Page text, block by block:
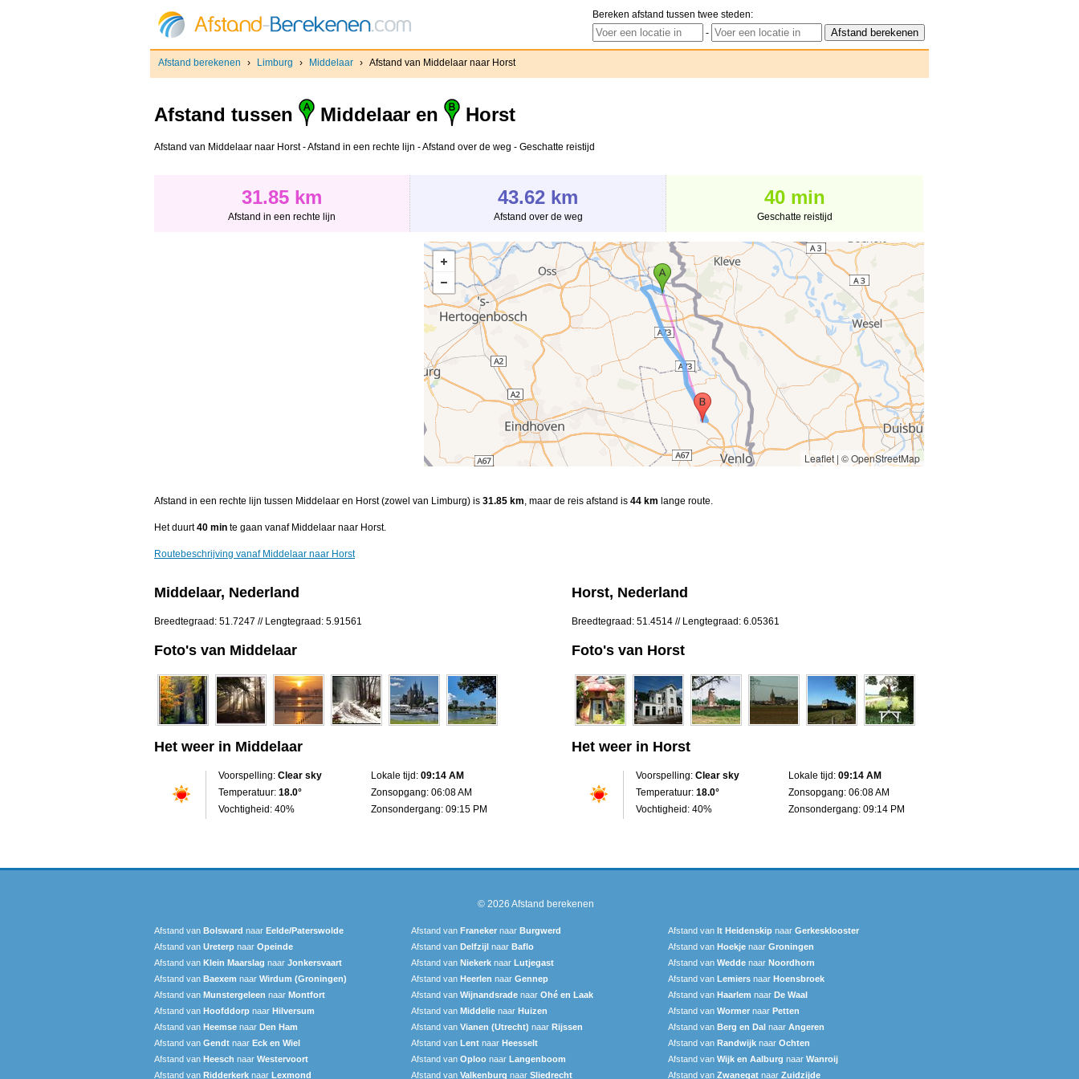
Bereken afstand tussen twee steden:
-
Afstand berekenen › Limburg › Middelaar › Afstand van Middelaar naar Horst
Afstand tussen Middelaar en Horst
Afstand van Middelaar naar Horst - Afstand in een rechte lijn - Afstand over de weg - Geschatte reistijd
31.85 km
Afstand in een rechte lijn
43.62 km
Afstand over de weg
40 min
Geschatte reistijd
Leaflet | © OpenStreetMap
Afstand in een rechte lijn tussen Middelaar en Horst (zowel van Limburg) is 31.85 km, maar de reis afstand is 44 km lange route.
Het duurt40 min te gaan vanaf Middelaar naar Horst.
Routebeschrijving vanaf Middelaar naar Horst
Middelaar, Nederland
Breedtegraad: 51.7247 // Lengtegraad: 5.91561
Foto's van Middelaar
Het weer in Middelaar
Voorspelling: Clear sky
Temperatuur: 18.0°
Vochtigheid: 40%
Lokale tijd: 09:14 AM
Zonsopgang: 06:08 AM
Zonsondergang: 09:15 PM
Horst, Nederland
Breedtegraad: 51.4514 // Lengtegraad: 6.05361
Foto's van Horst
Het weer in Horst
Voorspelling: Clear sky
Temperatuur: 18.0°
Vochtigheid: 40%
Lokale tijd: 09:14 AM
Zonsopgang: 06:08 AM
Zonsondergang: 09:14 PM
© 2026 Afstand berekenen
Afstand van Bolsward‎ naar Eelde/Paterswolde Afstand van Franeker naar Burgwerd Afstand van It Heidenskip naar Gerkesklooster
Afstand van Ureterp naar Opeinde Afstand van Delfzijl naar Baflo Afstand van Hoekje naar Groningen
Afstand van Klein Maarslag naar Jonkersvaart Afstand van Niekerk naar Lutjegast Afstand van Wedde naar Noordhorn
Afstand van Baexem naar Wirdum (Groningen) Afstand van Heerlen naar Gennep Afstand van Lemiers naar Hoensbroek
Afstand van Munstergeleen naar Montfort Afstand van Wijnandsrade naar Ohé en Laak Afstand van Haarlem naar De Waal
Afstand van Hoofddorp naar Hilversum Afstand van Middelie naar Huizen Afstand van Wormer naar Petten
Afstand van Heemse naar Den Ham Afstand van Vianen (Utrecht) naar Rijssen Afstand van Berg en Dal naar Angeren
Afstand van Gendt naar Eck en Wiel Afstand van Lent naar Heesselt Afstand van Randwijk naar Ochten
Afstand van Heesch naar Westervoort Afstand van Oploo naar Langenboom Afstand van Wijk en Aalburg naar Wanroij
Afstand van Ridderkerk naar Lexmond Afstand van Valkenburg naar Sliedrecht Afstand van Zwanegat naar Zuidzijde